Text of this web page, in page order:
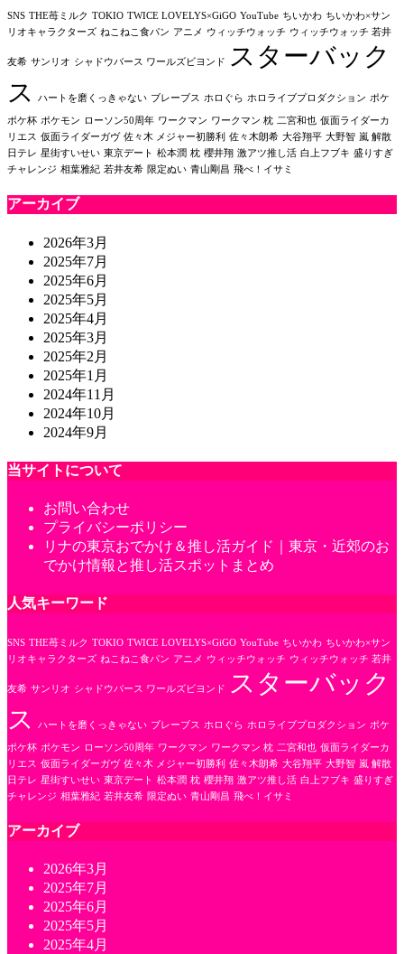
SNS THE苺ミルク TOKIO TWICE LOVELYS×GiGO YouTube ちいかわ ちいかわ×サン
リオキャラクターズ ねこねこ食パン アニメ ウィッチウォッチ ウィッチウォッチ 若井
友希 サンリオ シャドウバース ワールズビヨンド
スターバック
ス
ハートを磨くっきゃない ブレーブス ホロぐら ホロライブプロダクション ポケ
ポケ杯 ポケモン ローソン50周年 ワークマン ワークマン 枕 二宮和也 仮面ライダーカ
リエス 仮面ライダーガヴ 佐々木 メジャー初勝利 佐々木朗希 大谷翔平 大野智 嵐 解散
日テレ 星街すいせい 東京デート 松本潤 枕 櫻井翔 激アツ推し活 白上フブキ 盛りすぎ
チャレンジ 相葉雅紀 若井友希 限定ぬい 青山剛昌 飛べ！イサミ
アーカイブ
2026年3月
2025年7月
2025年6月
2025年5月
2025年4月
2025年3月
2025年2月
2025年1月
2024年11月
2024年10月
2024年9月
当サイトについて
お問い合わせ
プライバシーポリシー
リナの東京おでかけ＆推し活ガイド｜東京・近郊のお
でかけ情報と推し活スポットまとめ
人気キーワード
SNS THE苺ミルク TOKIO TWICE LOVELYS×GiGO YouTube ちいかわ ちいかわ×サン
リオキャラクターズ ねこねこ食パン アニメ ウィッチウォッチ ウィッチウォッチ 若井
友希 サンリオ シャドウバース ワールズビヨンド
スターバック
ス
ハートを磨くっきゃない ブレーブス ホロぐら ホロライブプロダクション ポケ
ポケ杯 ポケモン ローソン50周年 ワークマン ワークマン 枕 二宮和也 仮面ライダーカ
リエス 仮面ライダーガヴ 佐々木 メジャー初勝利 佐々木朗希 大谷翔平 大野智 嵐 解散
日テレ 星街すいせい 東京デート 松本潤 枕 櫻井翔 激アツ推し活 白上フブキ 盛りすぎ
チャレンジ 相葉雅紀 若井友希 限定ぬい 青山剛昌 飛べ！イサミ
アーカイブ
2026年3月
2025年7月
2025年6月
2025年5月
2025年4月